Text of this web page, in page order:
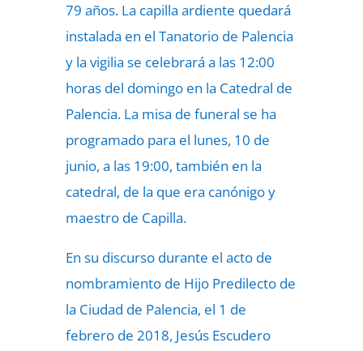
79 años. La capilla ardiente quedará
instalada en el Tanatorio de Palencia
y la vigilia se celebrará a las 12:00
horas del domingo en la Catedral de
Palencia. La misa de funeral se ha
programado para el lunes, 10 de
junio, a las 19:00, también en la
catedral, de la que era canónigo y
maestro de Capilla.
En su discurso durante el acto de
nombramiento de Hijo Predilecto de
la Ciudad de Palencia, el 1 de
febrero de 2018, Jesús Escudero